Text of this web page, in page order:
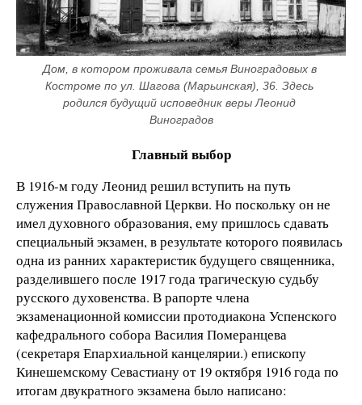
Дом, в котором проживала семья Виноградовых в
Костроме по ул. Шагова (Марьинская), 36. Здесь
родился будущий исповедник веры Леонид
Виноградов
Главный выбор
В 1916-м году Леонид решил вступить на путь
служения Православной Церкви. Но поскольку он не
имел духовного образования, ему пришлось сдавать
специальный экзамен, в результате которого появилась
одна из ранних характеристик будущего священника,
разделившего после 1917 года трагическую судьбу
русского духовенства. В рапорте члена
экзаменационной комиссии протодиакона Успенского
кафедрального собора Василия Померанцева
(секретаря Епархиальной канцелярии.) епископу
Кинешемскому Севастиану от 19 октября 1916 года по
итогам двукратного экзамена было написано: